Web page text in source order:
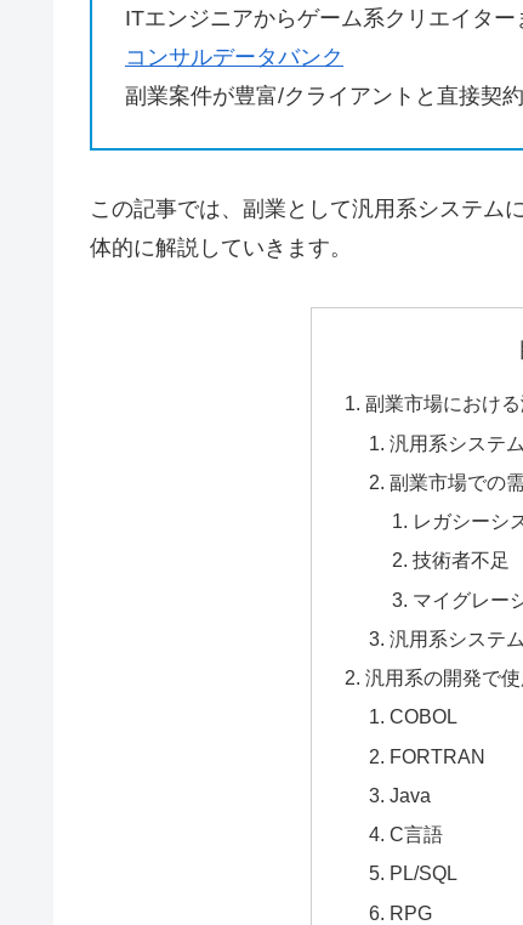
ITエンジニアからゲーム系クリエイタ
コンサルデータバンク
副業案件が豊富/クライアントと直接契
この記事では、副業として汎用系システム
体的に解説していきます。
副業市場におけ
汎用系システ
副業市場での
レガシーシ
技術者不足
マイグレー
汎用系システ
汎用系の開発で
COBOL
FORTRAN
Java
C言語
PL/SQL
RPG